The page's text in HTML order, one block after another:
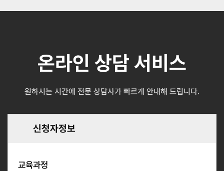
온라인 상담 서비스
원하시는 시간에 전문 상담사가 빠르게 안내해 드립니다.
신청자정보
교육과정